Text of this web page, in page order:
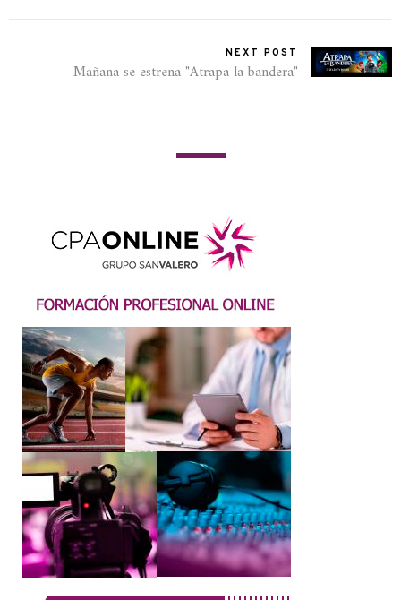
NEXT POST
Mañana se estrena "Atrapa la bandera"